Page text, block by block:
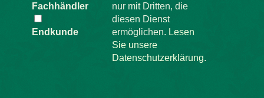
Fachhändler
Endkunde
nur mit Dritten, die
diesen Dienst
ermöglichen. Lesen
Sie unsere
Datenschutzerklärung.